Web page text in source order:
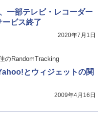
一部テレビ・レコーダー
ビス終了
2020年7月1日
のRandomTracking
とウィジェットの関
2009年4月16日